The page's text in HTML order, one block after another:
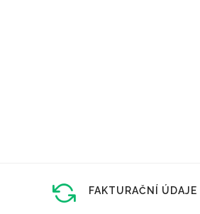
FAKTURAČNÍ ÚDAJE